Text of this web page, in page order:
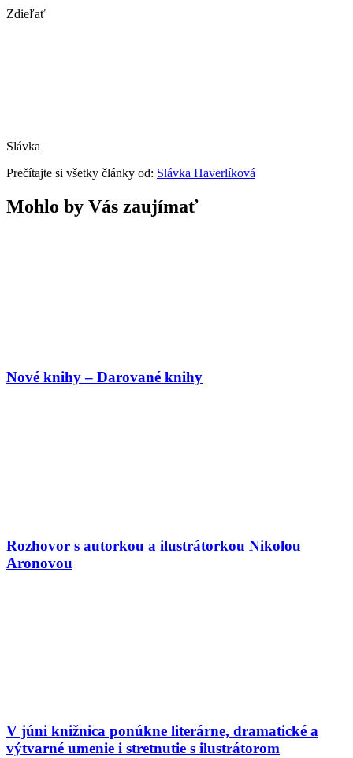
Zdieľať
Slávka
Prečítajte si všetky články od: Slávka Haverlíková
Mohlo by Vás zaujímať
Nové knihy – Darované knihy
Rozhovor s autorkou a ilustrátorkou Nikolou
Aronovou
V júni knižnica ponúkne literárne, dramatické a
výtvarné umenie i stretnutie s ilustrátorom